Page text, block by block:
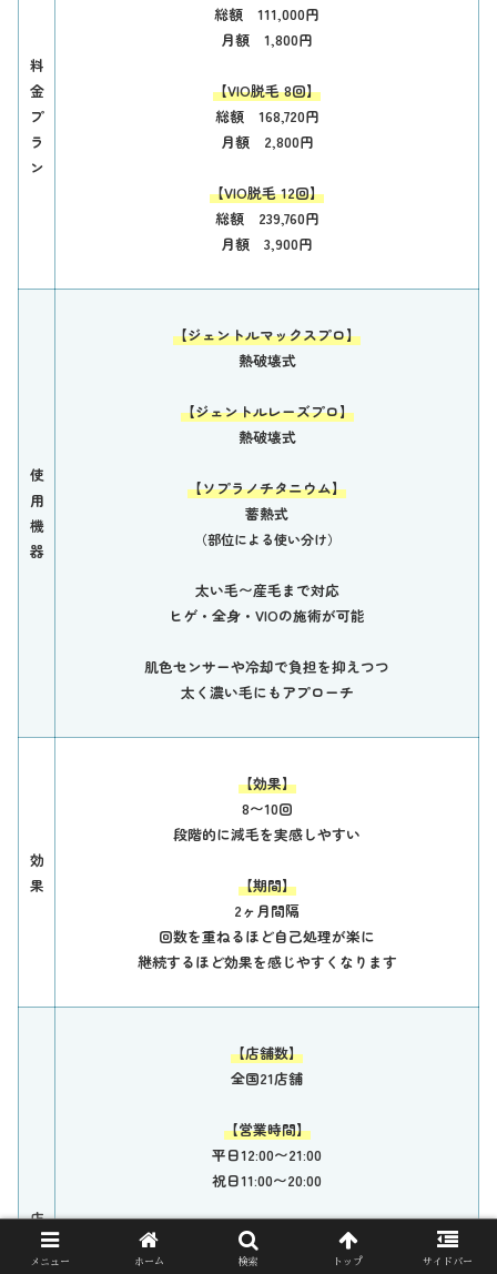
料
金
プ
ラ
ン
総額 111,000円
月額 1,800円
【VIO脱毛 8回】
総額 168,720円
月額 2,800円
【VIO脱毛 12回】
総額 239,760円
月額 3,900円
使
用
機
器
【ジェントルマックスプロ】
熱破壊式
【ジェントルレーズプロ】
熱破壊式
【ソプラノチタニウム】
蓄熱式
（部位による使い分け）
太い毛〜産毛まで対応
ヒゲ・全身・VIOの施術が可能
肌色センサーや冷却で負担を抑えつつ
太く濃い毛にもアプローチ
効
果
【効果】
8〜10回
段階的に減毛を実感しやすい
【期間】
2ヶ月間隔
回数を重ねるほど自己処理が楽に
継続するほど効果を感じやすくなります
店
舗
【店舗数】
全国21店舗
【営業時間】
平日12:00〜21:00
祝日11:00〜20:00
【休み】
なし
メニュー ホーム 検索 トップ サイドバー